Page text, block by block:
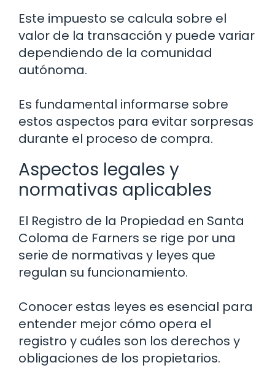
Este impuesto se calcula sobre el
valor de la transacción y puede variar
dependiendo de la comunidad
autónoma.
Es fundamental informarse sobre
estos aspectos para evitar sorpresas
durante el proceso de compra.
Aspectos legales y
normativas aplicables
El Registro de la Propiedad en Santa
Coloma de Farners se rige por una
serie de normativas y leyes que
regulan su funcionamiento.
Conocer estas leyes es esencial para
entender mejor cómo opera el
registro y cuáles son los derechos y
obligaciones de los propietarios.